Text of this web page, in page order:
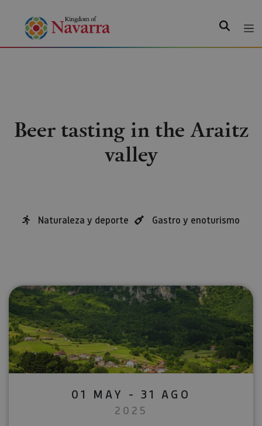
Search
Beer tasting in the Araitz
valley
Naturaleza y deporte Gastro y enoturismo
01 MAY - 31 AGO
2025